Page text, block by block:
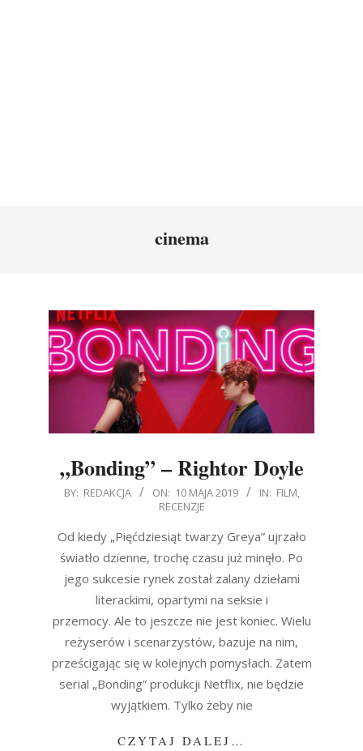
cinema
„Bonding” – Rightor Doyle
2019-
10
BY: REDAKCJA ON: 10 MAJA 2019 IN: FILM
RECENZJE
Od kiedy „Pięćdziesiąt twarzy Greya” ujrzało
światło dzienne, trochę czasu już minęło. Po
jego sukcesie rynek został zalany dziełami
literackimi, opartymi na seksie i
przemocy. Ale to jeszcze nie jest koniec. Wielu
reżyserów i scenarzystów, bazuje na nim,
prześcigając się w kolejnych pomysłach. Zatem
serial „Bonding” produkcji Netflix, nie będzie
wyjątkiem. Tylko żeby nie
CZYTAJ DALEJ…